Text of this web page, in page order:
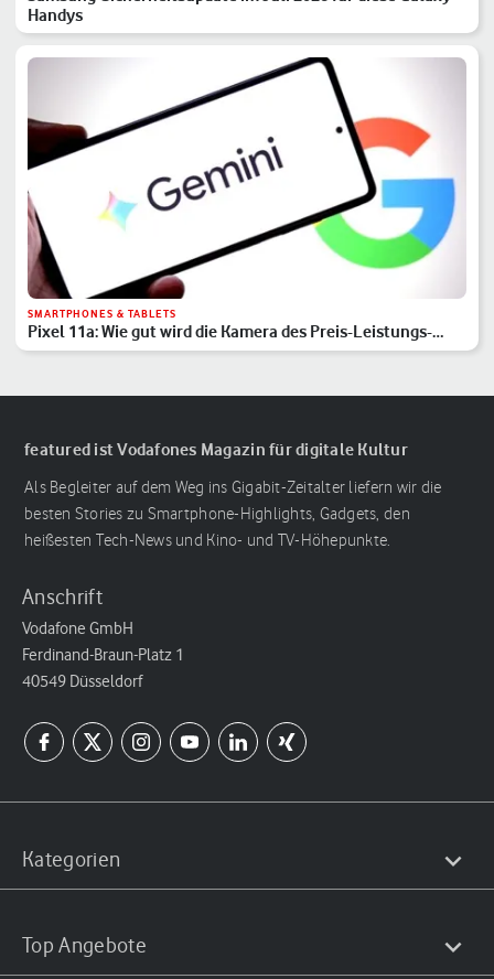
Handys
SMARTPHONES & TABLETS
Pixel 11a: Wie gut wird die Kamera des Preis-Leistungs-
Hits?
featured ist Vodafones Magazin für digitale Kultur
Als Begleiter auf dem Weg ins Gigabit-Zeitalter liefern wir die
besten Stories zu Smartphone-Highlights, Gadgets, den
heißesten Tech-News und Kino- und TV-Höhepunkte.
Anschrift
Vodafone GmbH
Ferdinand-Braun-Platz 1
40549 Düsseldorf
Kategorien
Top Angebote